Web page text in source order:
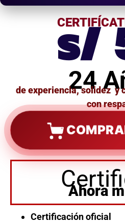
s/
24
de experiencia, solidez y
con
Ahora
Certificación oficial